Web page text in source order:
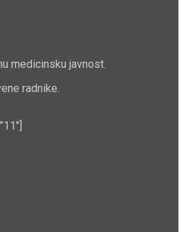
medicinsku javnost.
radnike.